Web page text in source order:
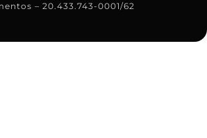
– 20.433.743-0001/62